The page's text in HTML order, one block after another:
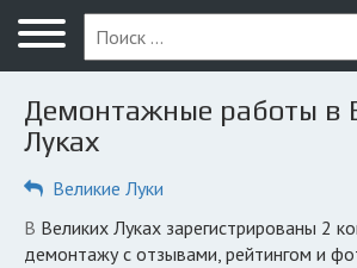
Меню
Главная
Вопрос юристу
Компании
Демонтажные работы в
Луках
Великие Луки
в Великих Луках зарегистрированы 2 компании по
демонтажу с отзывами, рейтингом и